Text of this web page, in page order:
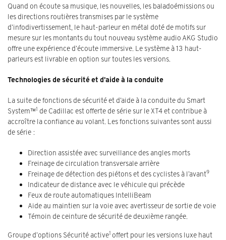
Quand on écoute sa musique, les nouvelles, les baladoémissions ou
les directions routières transmises par le système
d’infodivertissement, le haut-parleur en métal doté de motifs sur
mesure sur les montants du tout nouveau système audio AKG Studio
offre une expérience d’écoute immersive. Le système à 13 haut-
parleurs est livrable en option sur toutes les versions.
Technologies de sécurité et d’aide à la conduite
La suite de fonctions de sécurité et d’aide à la conduite du Smart
System™1 de Cadillac est offerte de série sur le XT4 et contribue à
accroître la confiance au volant. Les fonctions suivantes sont aussi
de série :
Direction assistée avec surveillance des angles morts
Freinage de circulation transversale arrière
Freinage de détection des piétons et des cyclistes à l’avant9
Indicateur de distance avec le véhicule qui précède
Feux de route automatiques IntelliBeam
Aide au maintien sur la voie avec avertisseur de sortie de voie
Témoin de ceinture de sécurité de deuxième rangée.
Groupe d’options Sécurité active1 offert pour les versions luxe haut